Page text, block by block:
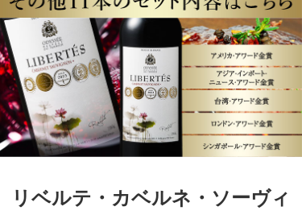
リベルテ・カベルネ・ソーヴィ